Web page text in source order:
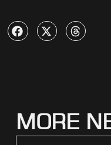
MORE